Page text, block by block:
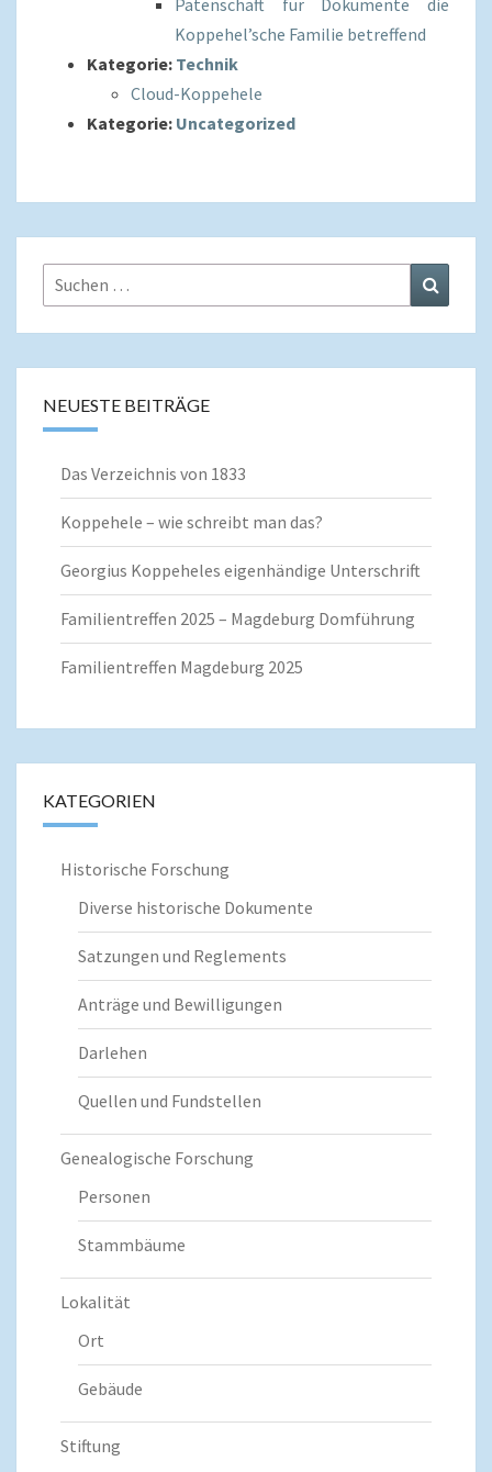
Patenschaft für Dokumente die
Koppehel’sche Familie betreffend
Kategorie: Technik
Cloud-Koppehele
Kategorie: Uncategorized
Suchen
nach:
NEUESTE BEITRÄGE
Das Verzeichnis von 1833
Koppehele – wie schreibt man das?
Georgius Koppeheles eigenhändige Unterschrift
Familientreffen 2025 – Magdeburg Domführung
Familientreffen Magdeburg 2025
KATEGORIEN
Historische Forschung
Diverse historische Dokumente
Satzungen und Reglements
Anträge und Bewilligungen
Darlehen
Quellen und Fundstellen
Genealogische Forschung
Personen
Stammbäume
Lokalität
Ort
Gebäude
Stiftung